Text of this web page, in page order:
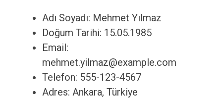
Adı Soyadı: Mehmet Yılmaz
Doğum Tarihi: 15.05.1985
Email:
mehmet.yilmaz@example.com
Telefon: 555-123-4567
Adres: Ankara, Türkiye